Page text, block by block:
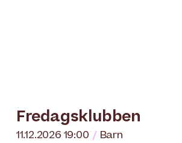
Fredagsklubben
11.12.2026 19:00 Barn